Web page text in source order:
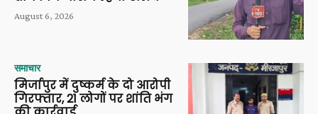
August 6, 2026
समाचार
मिर्जापुर में दुष्कर्म के दो आरोपी
गिरफ्तार, 21 लोगों पर शांति भंग